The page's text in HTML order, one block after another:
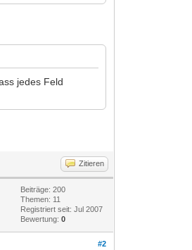
jedes Feld
Zitieren
Beiträge: 200
Themen: 11
Registriert seit: Jul 2007
Bewertung:0
#2